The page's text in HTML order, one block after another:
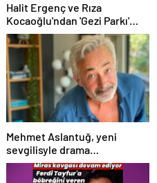
Halit Ergenç ve Rıza
Kocaoğlu'ndan 'Gezi Parkı'
ifadesi – Magazin haberleri
Mehmet Aslantuğ, yeni
sevgilisyle drama
çalışmalarında tanıştı –
Magazin haberleri